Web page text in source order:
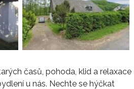
časů, pohoda, klid a relaxace
u nás. Nechte se hýčkat